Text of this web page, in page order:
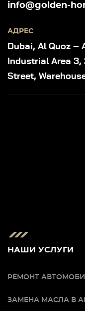
info@golden-
АДРЕС
Dubai, Al Quoz –
Industrial Area 3,
Street,
НАШИ УСЛУГИ
РЕМОНТ
ЗАМЕНА МАСЛА В